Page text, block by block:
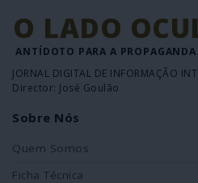
O LADO
ANTÍDOTO PARA A
JORNAL DIGITAL DE INFORMAÇÃO
Director: José Goulão
Sobre Nós
Quem Somos
Ficha Técnica